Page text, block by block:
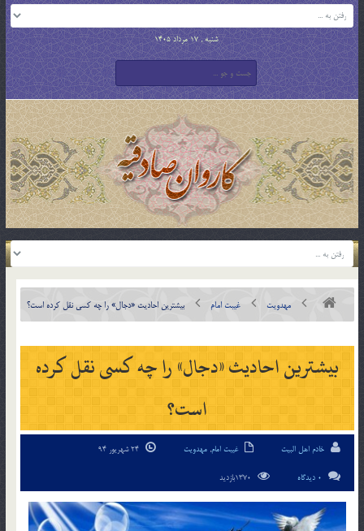
شنبه , 17 مرداد 1405
مهدویت غیبت امام بیشترین احادیث «دجال» را چه کسی نقل کرده است؟
بیشترین احادیث «دجال» را چه کسی نقل کرده
است؟
خادم اهل البیت غیبت امام, مهدویت
0 دیدگاه